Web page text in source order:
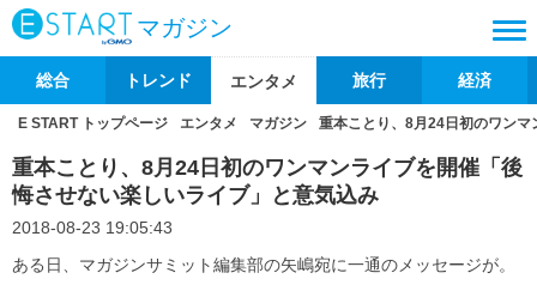
マガジン
総合 トレンド エンタメ 旅行 経済
E START トップページ エンタメ マガジン 重本ことり、8月24日初のワン
重本ことり、8月24日初のワンマンライブを開催「後
悔させない楽しいライブ」と意気込み
2018-08-23 19:05:43
ある日、マガジンサミット編集部の矢嶋宛に一通のメッセージが。